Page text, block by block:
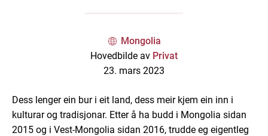
Mongolia
Hovedbilde av Privat
23. mars 2023
Dess lenger ein bur i eit land, dess meir kjem ein inn i
kulturar og tradisjonar. Etter å ha budd i Mongolia sidan
2015 og i Vest-Mongolia sidan 2016, trudde eg eigentleg